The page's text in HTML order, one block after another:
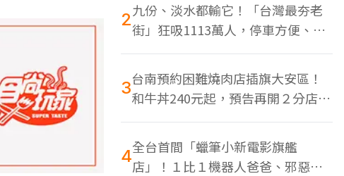
2九份、淡水都輸它！「台灣最夯老
街」狂吸1113萬人，停車方便、特
色美食多
3台南預約困難燒肉店插旗大安區！
和牛丼240元起，預告再開２分店、
地點曝光
4全台首間「蠟筆小新電影旗艦
店」！１比１機器人爸爸、邪惡正